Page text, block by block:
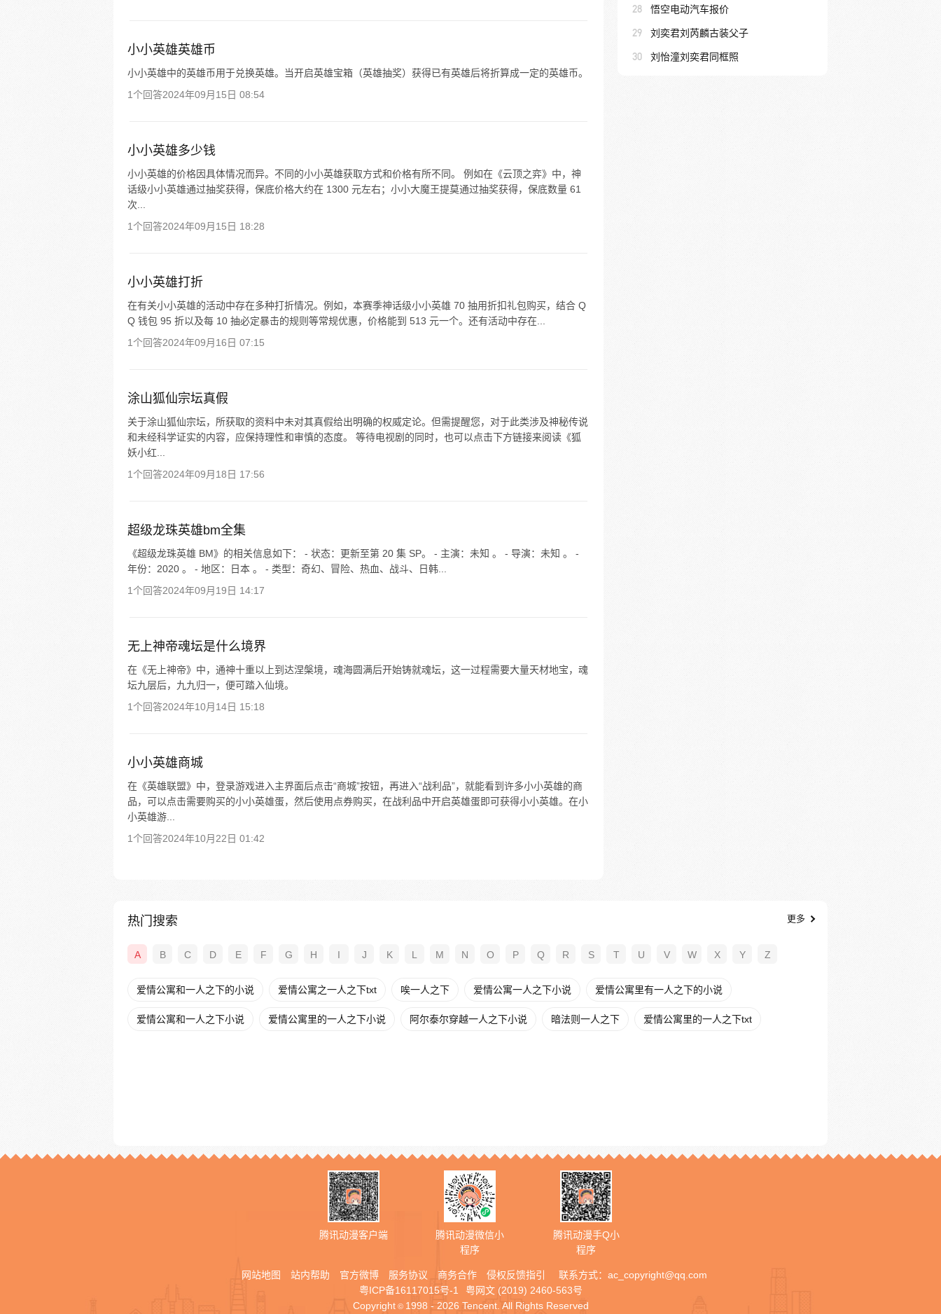
小小英雄英雄币
小小英雄中的英雄币用于兑换英雄。当开启英雄宝箱（英雄抽奖）获得已有英雄后将折算成一定的英雄币。
1个回答2024年09月15日 08:54
小小英雄多少钱
小小英雄的价格因具体情况而异。不同的小小英雄获取方式和价格有所不同。 例如在《云顶之弈》中，神
话级小小英雄通过抽奖获得，保底价格大约在 1300 元左右；小小大魔王提莫通过抽奖获得，保底数量 61
次...
1个回答2024年09月15日 18:28
小小英雄打折
在有关小小英雄的活动中存在多种打折情况。例如，本赛季神话级小小英雄 70 抽用折扣礼包购买，结合 Q
Q 钱包 95 折以及每 10 抽必定暴击的规则等常规优惠，价格能到 513 元一个。还有活动中存在...
1个回答2024年09月16日 07:15
涂山狐仙宗坛真假
关于涂山狐仙宗坛，所获取的资料中未对其真假给出明确的权威定论。但需提醒您，对于此类涉及神秘传说
和未经科学证实的内容，应保持理性和审慎的态度。 等待电视剧的同时，也可以点击下方链接来阅读《狐
妖小红...
1个回答2024年09月18日 17:56
超级龙珠英雄bm全集
《超级龙珠英雄 BM》的相关信息如下： - 状态：更新至第 20 集 SP。 - 主演：未知 。 - 导演：未知 。 -
年份：2020 。 - 地区：日本 。 - 类型：奇幻、冒险、热血、战斗、日韩...
1个回答2024年09月19日 14:17
无上神帝魂坛是什么境界
在《无上神帝》中，通神十重以上到达涅槃境，魂海圆满后开始铸就魂坛，这一过程需要大量天材地宝，魂
坛九层后，九九归一，便可踏入仙境。
1个回答2024年10月14日 15:18
小小英雄商城
在《英雄联盟》中，登录游戏进入主界面后点击“商城”按钮，再进入“战利品”，就能看到许多小小英雄的商
品，可以点击需要购买的小小英雄蛋，然后使用点券购买，在战利品中开启英雄蛋即可获得小小英雄。在小
小英雄游...
1个回答2024年10月22日 01:42
28 悟空电动汽车报价
29 刘奕君刘芮麟古装父子
30 刘怡潼刘奕君同框照
热门搜索 更多
A B C D E F G H I J K L M N O P Q R S T U V W X Y Z
爱情公寓和一人之下的小说 爱情公寓之一人之下txt 唉一人之下 爱情公寓一人之下小说 爱情公寓里有一人之下的小说
爱情公寓和一人之下小说 爱情公寓里的一人之下小说 阿尔泰尔穿越一人之下小说 暗法则一人之下 爱情公寓里的一人之下txt
腾讯动漫客户端
腾讯动漫微信小
程序
腾讯动漫手Q小
程序
网站地图 站内帮助 官方微博 服务协议 商务合作 侵权反馈指引 联系方式： ac_copyright@qq.com
粤ICP备16117015号-1
粤网文 (2019) 2460-563号
Copyright © 1998 - 2026 Tencent. All Rights Reserved